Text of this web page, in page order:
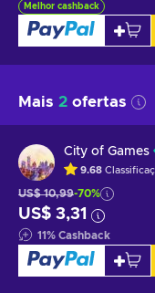
Melhor cashback
Mais 2 ofertas
City of Games
9.68
US$ 10,99-70%
US$ 3,31
11% Cashback